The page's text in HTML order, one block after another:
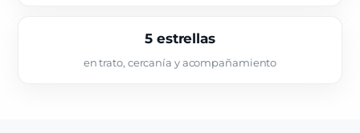
5 estrellas
en trato, cercanía y acompañamiento